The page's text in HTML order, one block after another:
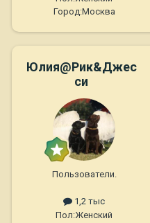
Город:Москва
Юлия@Рик&Джес
си
Пользователи.
1,2 тыс
Пол:Женский